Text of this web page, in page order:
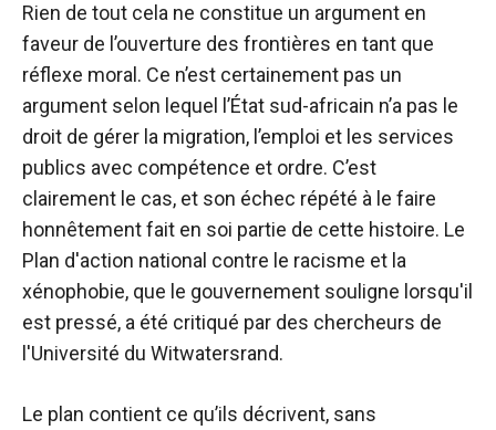
Rien de tout cela ne constitue un argument en
faveur de l’ouverture des frontières en tant que
réflexe moral. Ce n’est certainement pas un
argument selon lequel l’État sud-africain n’a pas le
droit de gérer la migration, l’emploi et les services
publics avec compétence et ordre. C’est
clairement le cas, et son échec répété à le faire
honnêtement fait en soi partie de cette histoire. Le
Plan d'action national contre le racisme et la
xénophobie, que le gouvernement souligne lorsqu'il
est pressé, a été critiqué par des chercheurs de
l'Université du Witwatersrand.
Le plan contient ce qu’ils décrivent, sans